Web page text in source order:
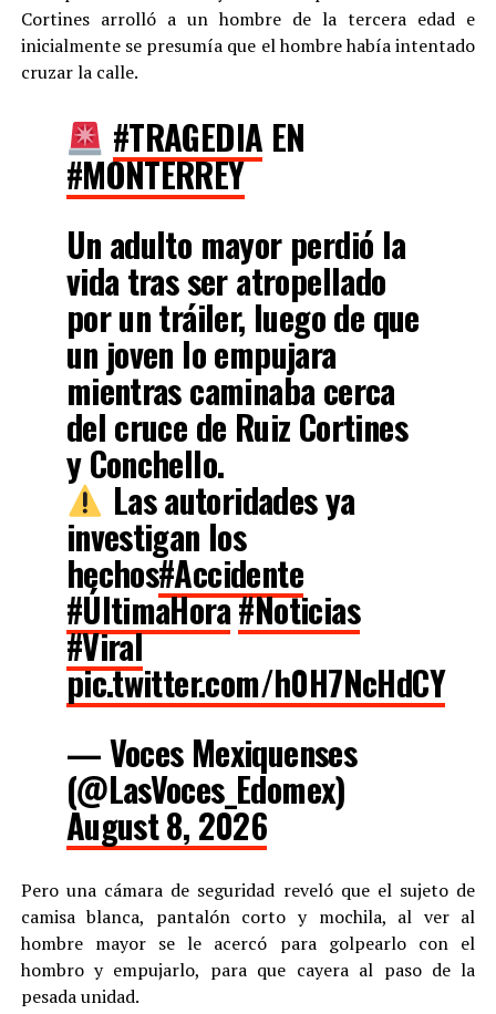
Cortines arrolló a un hombre de la tercera edad e
inicialmente se presumía que el hombre había intentado
cruzar la calle.
#TRAGEDIA EN
#MONTERREY
Un adulto mayor perdió la
vida tras ser atropellado
por un tráiler, luego de que
un joven lo empujara
mientras caminaba cerca
del cruce de Ruiz Cortines
y Conchello.
Las autoridades ya
investigan los
hechos#Accidente
#ÚltimaHora#Noticias
#Viral
pic.twitter.com/h0H7NcHdCY
— Voces Mexiquenses
(@LasVoces_Edomex)
August 8, 2026
Pero una cámara de seguridad reveló que el sujeto de
camisa blanca, pantalón corto y mochila, al ver al
hombre mayor se le acercó para golpearlo con el
hombro y empujarlo, para que cayera al paso de la
pesada unidad.